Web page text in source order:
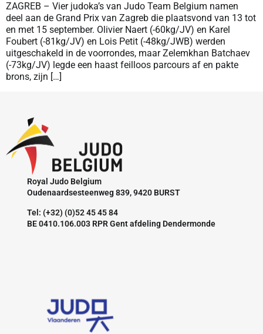
ZAGREB – Vier judoka’s van Judo Team Belgium namen
deel aan de Grand Prix van Zagreb die plaatsvond van 13 tot
en met 15 september. Olivier Naert (-60kg/JV) en Karel
Foubert (-81kg/JV) en Lois Petit (-48kg/JWB) werden
uitgeschakeld in de voorrondes, maar Zelemkhan Batchaev
(-73kg/JV) legde een haast feilloos parcours af en pakte
brons, zijn […]
Royal Judo Belgium
Oudenaardsesteenweg 839, 9420 BURST
Tel: (+32) (0)52 45 45 84
BE 0410.106.003 RPR Gent afdeling Dendermonde